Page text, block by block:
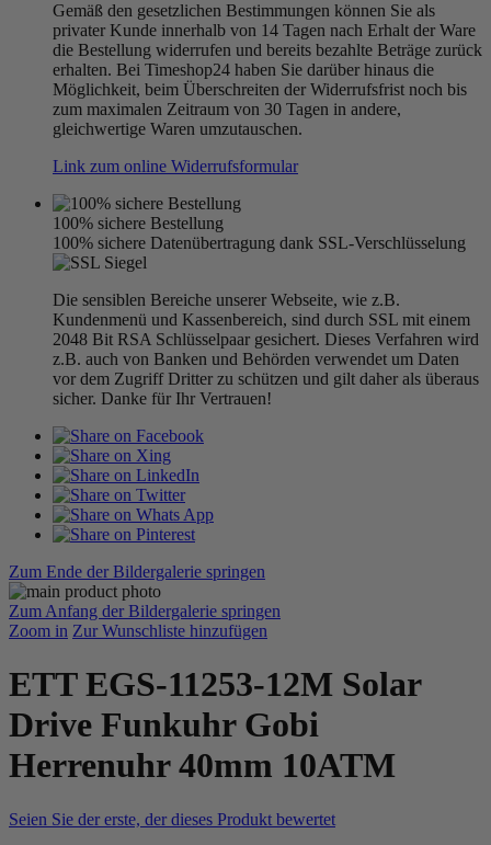
Gemäß den gesetzlichen Bestimmungen können Sie als
privater Kunde innerhalb von 14 Tagen nach Erhalt der Ware
die Bestellung widerrufen und bereits bezahlte Beträge zurück
erhalten. Bei Timeshop24 haben Sie darüber hinaus die
Möglichkeit, beim Überschreiten der Widerrufsfrist noch bis
zum maximalen Zeitraum von 30 Tagen in andere,
gleichwertige Waren umzutauschen.
Link zum online Widerrufsformular
100% sichere Bestellung
100% sichere Datenübertragung dank SSL-Verschlüsselung
Die sensiblen Bereiche unserer Webseite, wie z.B.
Kundenmenü und Kassenbereich, sind durch SSL mit einem
2048 Bit RSA Schlüsselpaar gesichert. Dieses Verfahren wird
z.B. auch von Banken und Behörden verwendet um Daten
vor dem Zugriff Dritter zu schützen und gilt daher als überaus
sicher. Danke für Ihr Vertrauen!
Zum Ende der Bildergalerie springen
Zum Anfang der Bildergalerie springen
Zoom in Zur Wunschliste hinzufügen
ETT EGS-11253-12M Solar
Drive Funkuhr Gobi
Herrenuhr 40mm 10ATM
Seien Sie der erste, der dieses Produkt bewertet